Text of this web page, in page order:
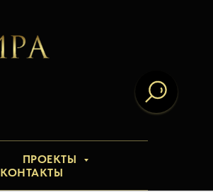
ПРОЕКТЫ
КОНТАКТЫ